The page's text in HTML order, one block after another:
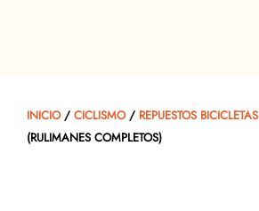
INICIO/ CICLISMO/ REPUESTOS BICICLETAS
(RULIMANES COMPLETOS)